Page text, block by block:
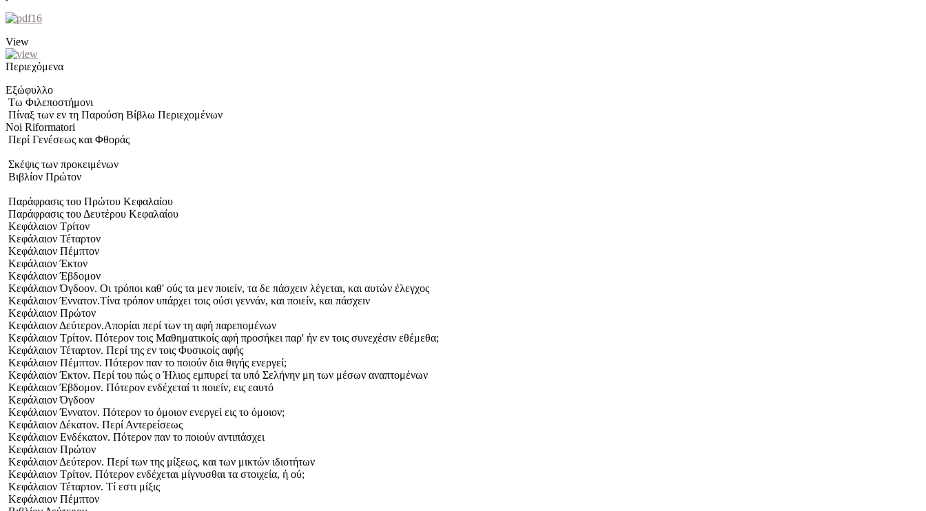
View
Περιεχόμενα
Εξώφυλλο
Τω Φιλεποστήμονι
Πίναξ των εν τη Παρούση Βίβλω Περιεχομένων
Noi Riformatori
Περί Γενέσεως και Φθοράς
Σκέψις των προκειμένων
Βιβλίον Πρώτον
Παράφρασις του Πρώτου Κεφαλαίου
Παράφρασις του Δευτέρου Κεφαλαίου
Κεφάλαιον Τρίτον
Κεφάλαιον Τέταρτον
Κεφάλαιον Πέμπτον
Κεφάλαιον Έκτον
Κεφάλαιον Έβδομον
Κεφάλαιον Όγδοον. Οι τρόποι καθ' ούς τα μεν ποιείν, τα δε πάσχειν λέγεται, και αυτών έλεγχος
Κεφάλαιον Έννατον.Τίνα τρόπον υπάρχει τοις ούσι γεννάν, και ποιείν, και πάσχειν
Κεφάλαιον Πρώτον
Κεφάλαιον Δεύτερον.Απορίαι περί των τη αφή παρεπομένων
Κεφάλαιον Τρίτον. Πότερον τοις Μαθηματικοίς αφή προσήκει παρ' ήν εν τοις συνεχέσιν εθέμεθα;
Κεφάλαιον Τέταρτον. Περί της εν τοις Φυσικοίς αφής
Κεφάλαιον Πέμπτον. Πότερον παν το ποιούν δια θιγής ενεργεί;
Κεφάλαιον Έκτον. Περί του πώς ο Ήλιος εμπυρεί τα υπό Σελήνην μη των μέσων αναπτομένων
Κεφάλαιον Έβδομον. Πότερον ενδέχεταί τι ποιείν, εις εαυτό
Κεφάλαιον Όγδοον
Κεφάλαιον Έννατον. Πότερον το όμοιον ενεργεί εις το όμοιον;
Κεφάλαιον Δέκατον. Περί Αντερείσεως
Κεφάλαιον Ενδέκατον. Πότερον παν το ποιούν αντιπάσχει
Κεφάλαιον Πρώτον
Κεφάλαιον Δεύτερον. Περί των της μίξεως, και των μικτών ιδιοτήτων
Κεφάλαιον Τρίτον. Πότερον ενδέχεται μίγνυσθαι τα στοιχεία, ή ού;
Κεφάλαιον Τέταρτον. Τί εστι μίξις
Κεφάλαιον Πέμπτον